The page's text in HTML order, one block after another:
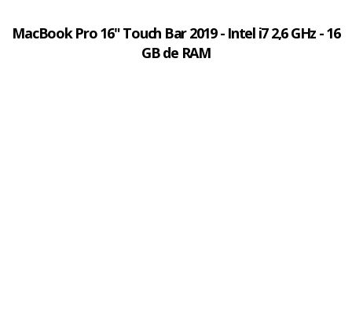
MacBook Pro 16" Touch Bar 2019 - Intel i7 2,6 GHz - 16
GB de RAM